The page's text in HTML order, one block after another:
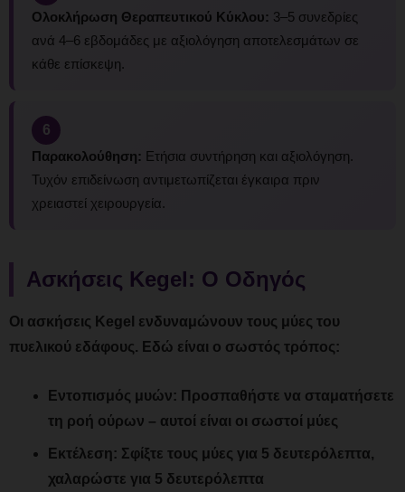
Ολοκλήρωση Θεραπευτικού Κύκλου: 3–5 συνεδρίες
ανά 4–6 εβδομάδες με αξιολόγηση αποτελεσμάτων σε
κάθε επίσκεψη.
6
Παρακολούθηση: Ετήσια συντήρηση και αξιολόγηση.
Τυχόν επιδείνωση αντιμετωπίζεται έγκαιρα πριν
χρειαστεί χειρουργεία.
Ασκήσεις Kegel: Ο Οδηγός
Οι ασκήσεις Kegel ενδυναμώνουν τους μύες του
πυελικού εδάφους. Εδώ είναι ο σωστός τρόπος:
Εντοπισμός μυών: Προσπαθήστε να σταματήσετε
τη ροή ούρων – αυτοί είναι οι σωστοί μύες
Εκτέλεση: Σφίξτε τους μύες για 5 δευτερόλεπτα,
χαλαρώστε για 5 δευτερόλεπτα